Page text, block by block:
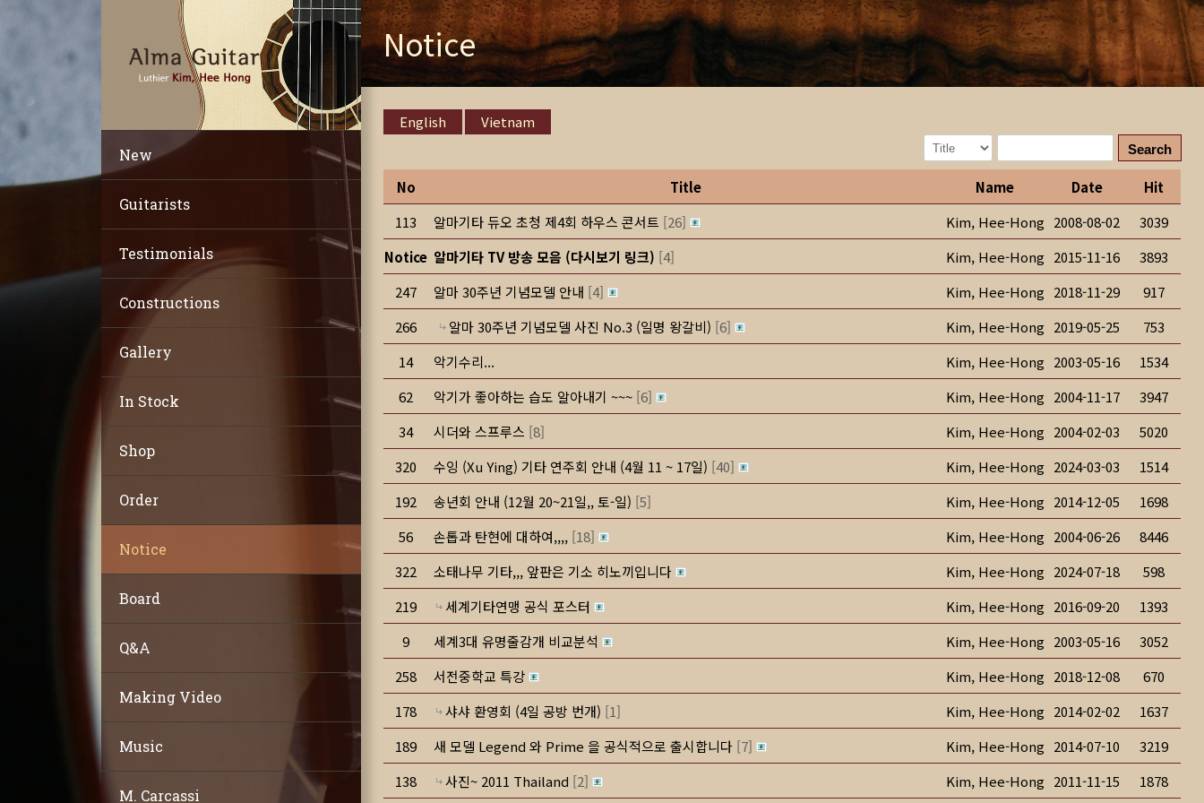
New
Guitarists
Testimonials
Constructions
Gallery
In Stock
Shop
Order
Notice
Board
Q&A
Making Video
Music
M. Carcassi
Notice
English Vietnam
Search
No Title Name Date
Hit
113
알마기타 듀오 초청 제4회 하우스 콘서트 [26] Kim, Hee-Hong 2008-08-02
3039
Notice 알마기타 TV 방송 모음 (다시보기 링크) [4] Kim, Hee-Hong 2015-11-16
3893
247
알마 30주년 기념모델 안내 [4] Kim, Hee-Hong 2018-11-29
917
266
알마 30주년 기념모델 사진 No.3 (일명 왕갈비) [6] Kim, Hee-Hong 2019-05-25
753
14
악기수리... Kim, Hee-Hong 2003-05-16
1534
62
악기가 좋아하는 습도 알아내기 ~~~ [6] Kim, Hee-Hong 2004-11-17
3947
34
시더와 스프루스 [8] Kim, Hee-Hong 2004-02-03
5020
320
수잉 (Xu Ying) 기타 연주회 안내 (4월 11 ~ 17일) [40] Kim, Hee-Hong 2024-03-03
1514
192
송년회 안내 (12월 20~21일,, 토-일) [5] Kim, Hee-Hong 2014-12-05
1698
56
손톱과 탄현에 대하여,,,, [18] Kim, Hee-Hong 2004-06-26
8446
322
소태나무 기타,,, 앞판은 기소 히노끼입니다 Kim, Hee-Hong 2024-07-18
598
219
세계기타연맹 공식 포스터 Kim, Hee-Hong 2016-09-20
1393
9
세계3대 유명줄감개 비교분석 Kim, Hee-Hong 2003-05-16
3052
258
서전중학교 특강 Kim, Hee-Hong 2018-12-08
670
178
샤샤 환영회 (4일 공방 번개) [1] Kim, Hee-Hong 2014-02-02
1637
189
새 모델 Legend 와 Prime 을 공식적으로 출시합니다 [7] Kim, Hee-Hong 2014-07-10
3219
138
사진~ 2011 Thailand [2] Kim, Hee-Hong 2011-11-15 1878